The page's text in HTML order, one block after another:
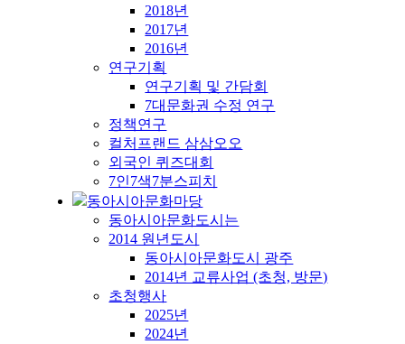
2018년
2017년
2016년
연구기획
연구기획 및 간담회
7대문화권 수정 연구
정책연구
컬처프랜드 삼삼오오
외국인 퀴즈대회
7인7색7분스피치
동아시아문화마당
동아시아문화도시는
2014 원년도시
동아시아문화도시 광주
2014년 교류사업 (초청, 방문)
초청행사
2025년
2024년